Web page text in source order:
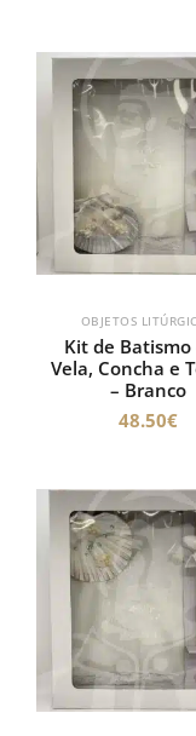
OBJETOS
Kit de Batismo
Vela, Concha e
– Branco
48.50€